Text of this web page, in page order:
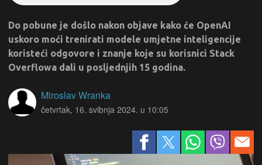
Do pobune je došlo nakon objave kako će OpenAI
uskoro moći trenirati modele umjetne inteligencije
koristeći odgovore i znanje koje su korisnici Stack
Overflowa dali u posljednjih 15 godina.
Miroslav Wranka
četvrtak, 16. svibnja 2024. u 10:05